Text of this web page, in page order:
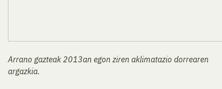
Arrano gazteak 2013an egon ziren aklimatazio dorrearen
argazkia.